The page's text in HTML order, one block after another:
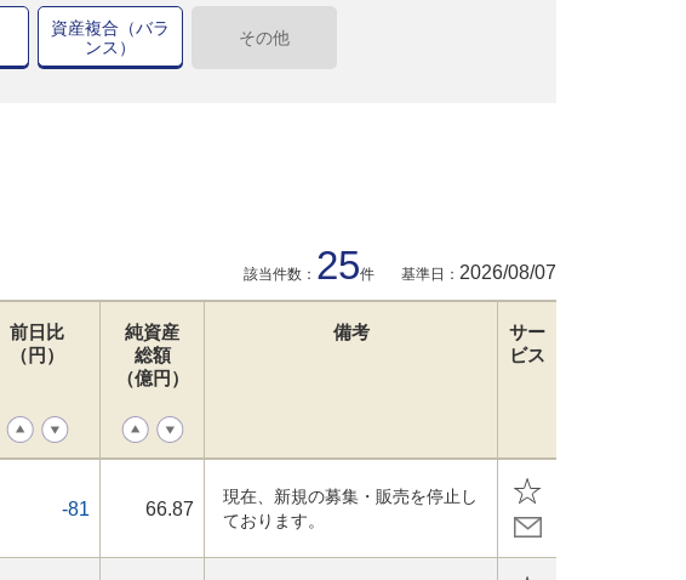
資産複合（バラ
ンス）
その他
該当件数： 25件 基準日： 2026/08/07
前日比
（円）
純資産
総額
（億円）
備考
サー
ビス
-81 66.87
現在、新規の募集・販売を停止し
ております。